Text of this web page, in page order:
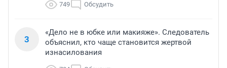
749 Обсудить
3
«Дело не в юбке или макияже». Следователь
объяснил, кто чаще становится жертвой
изнасилования